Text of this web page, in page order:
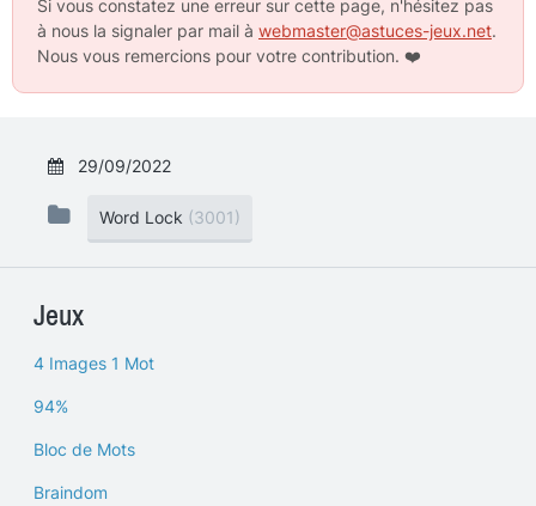
Si vous constatez une erreur sur cette page, n'hésitez pas
à nous la signaler par mail à webmaster@astuces-jeux.net.
Nous vous remercions pour votre contribution. ❤️
29/09/2022
Word Lock (3001)
Jeux
4 Images 1 Mot
94%
Bloc de Mots
Braindom